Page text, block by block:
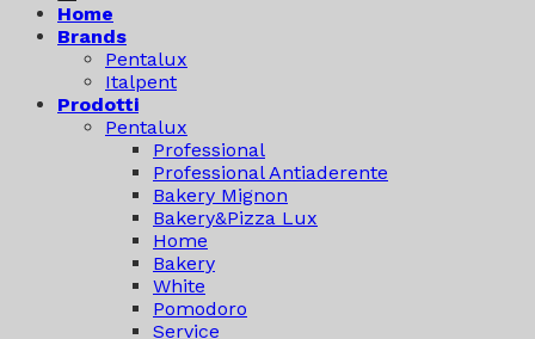
Home
Brands
Pentalux
Italpent
Prodotti
Pentalux
Professional
Professional Antiaderente
Bakery Mignon
Bakery&Pizza Lux
Home
Bakery
White
Pomodoro
Service